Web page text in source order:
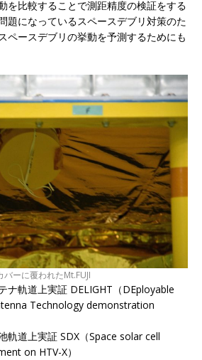
を比較することで測距精度の検証をする
題になっているスペースデブリ対策のた
ペースデブリの挙動を予測するためにも
バーに覆われたMt.FUJI
ナ軌道上実証 DELIGHT（DEployable
Technology demonstration
軌道上実証 SDX（Space solar cell
on HTV-X）